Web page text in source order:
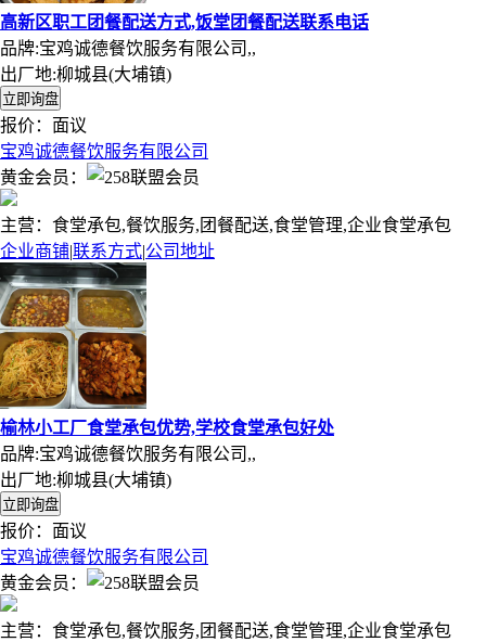
高新区职工团餐配送方式,饭堂团餐配送联系电话
品牌:宝鸡诚德餐饮服务有限公司,,
出厂地:柳城县(大埔镇)
报价： 面议
宝鸡诚德餐饮服务有限公司
黄金会员：
主营：食堂承包,餐饮服务,团餐配送,食堂管理,企业食堂承包
企业商铺|联系方式|公司地址
榆林小工厂食堂承包优势,学校食堂承包好处
品牌:宝鸡诚德餐饮服务有限公司,,
出厂地:柳城县(大埔镇)
报价： 面议
宝鸡诚德餐饮服务有限公司
黄金会员：
主营：食堂承包,餐饮服务,团餐配送,食堂管理,企业食堂承包